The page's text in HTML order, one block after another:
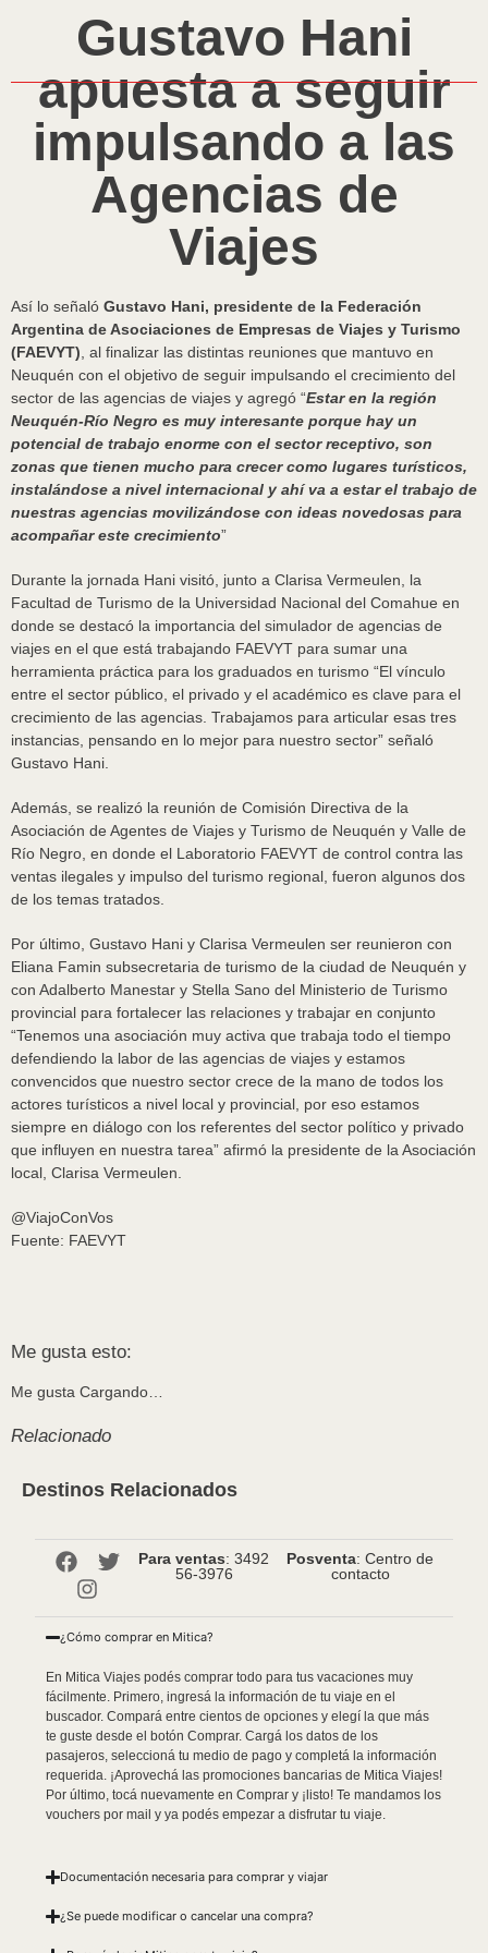
Gustavo Hani
apuesta a seguir
impulsando a las
Agencias de
Viajes
Así lo señaló Gustavo Hani, presidente de la Federación
Argentina de Asociaciones de Empresas de Viajes y Turismo
(FAEVYT) , al finalizar las distintas reuniones que mantuvo en
Neuquén con el objetivo de seguir impulsando el crecimiento del
sector de las agencias de viajes y agregó “Estar en la región
Neuquén-Río Negro es muy interesante porque hay un
potencial de trabajo enorme con el sector receptivo, son
zonas que tienen mucho para crecer como lugares turísticos,
instalándose a nivel internacional y ahí va a estar el trabajo de
nuestras agencias movilizándose con ideas novedosas para
acompañar este crecimiento”
Durante la jornada Hani visitó, junto a Clarisa Vermeulen, la
Facultad de Turismo de la Universidad Nacional del Comahue en
donde se destacó la importancia del simulador de agencias de
viajes en el que está trabajando FAEVYT para sumar una
herramienta práctica para los graduados en turismo “El vínculo
entre el sector público, el privado y el académico es clave para el
crecimiento de las agencias. Trabajamos para articular esas tres
instancias, pensando en lo mejor para nuestro sector” señaló
Gustavo Hani.
Además, se realizó la reunión de Comisión Directiva de la
Asociación de Agentes de Viajes y Turismo de Neuquén y Valle de
Río Negro, en donde el Laboratorio FAEVYT de control contra las
ventas ilegales y impulso del turismo regional, fueron algunos dos
de los temas tratados.
Por último, Gustavo Hani y Clarisa Vermeulen ser reunieron con
Eliana Famin subsecretaria de turismo de la ciudad de Neuquén y
con Adalberto Manestar y Stella Sano del Ministerio de Turismo
provincial para fortalecer las relaciones y trabajar en conjunto
“Tenemos una asociación muy activa que trabaja todo el tiempo
defendiendo la labor de las agencias de viajes y estamos
convencidos que nuestro sector crece de la mano de todos los
actores turísticos a nivel local y provincial, por eso estamos
siempre en diálogo con los referentes del sector político y privado
que influyen en nuestra tarea” afirmó la presidente de la Asociación
local, Clarisa Vermeulen.
@ViajoConVos
Fuente: FAEVYT
Me gusta esto:
Me gusta Cargando…
Relacionado
Destinos Relacionados
Para ventas: 3492
56-3976
Posventa: Centro de
contacto
¿Cómo comprar en Mitica?
En Mitica Viajes podés comprar todo para tus vacaciones muy
fácilmente. Primero, ingresá la información de tu viaje en el
buscador. Compará entre cientos de opciones y elegí la que más
te guste desde el botón Comprar. Cargá los datos de los
pasajeros, seleccioná tu medio de pago y completá la información
requerida. ¡Aprovechá las promociones bancarias de Mitica Viajes!
Por último, tocá nuevamente en Comprar y ¡listo! Te mandamos los
vouchers por mail y ya podés empezar a disfrutar tu viaje.
Documentación necesaria para comprar y viajar
¿Se puede modificar o cancelar una compra?